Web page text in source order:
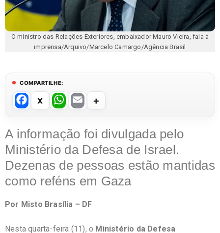
O ministro das Relações Exteriores, embaixador Mauro Vieira, fala à
imprensa/Arquivo/Marcelo Camargo/Agência Brasil
COMPARTILHE:
F
c
e
b
o
k
W
at
s
A
p
E
ail
A informação foi divulgada pelo
Ministério da Defesa de Israel.
Dezenas de pessoas estão mantidas
como reféns em Gaza
Por Misto Brasília – DF
Nesta quarta-feira (11), o Ministério da Defesa